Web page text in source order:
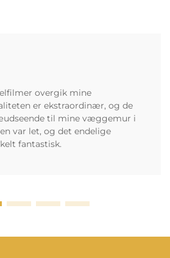
overgik mine
er ekstraordinær, og de
til mine væggemur i
var let, og det endelige
fantastisk.